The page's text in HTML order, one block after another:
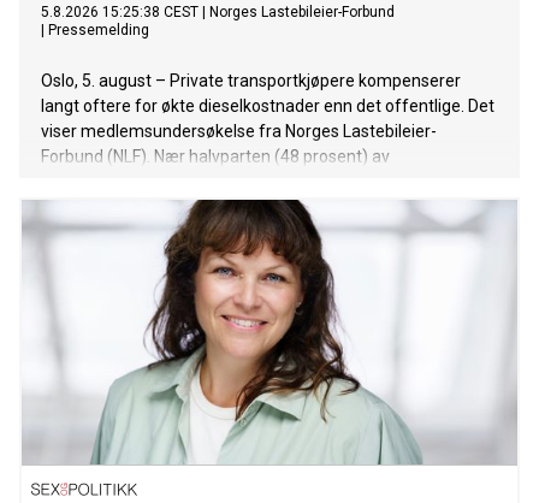
5.8.2026 15:25:38 CEST
Norges Lastebileier-Forbund
Pressemelding
Oslo, 5. august – Private transportkjøpere kompenserer
langt oftere for økte dieselkostnader enn det offentlige. Det
viser medlemsundersøkelse fra Norges Lastebileier-
Forbund (NLF). Nær halvparten (48 prosent) av
dekket hele eller store deler av økte drivstoffkostnader. For
kommunale kontrakter er andelen 35 prosent, mens den er
rundt 10 prosent for fylkeskommunale og statlige avtaler.